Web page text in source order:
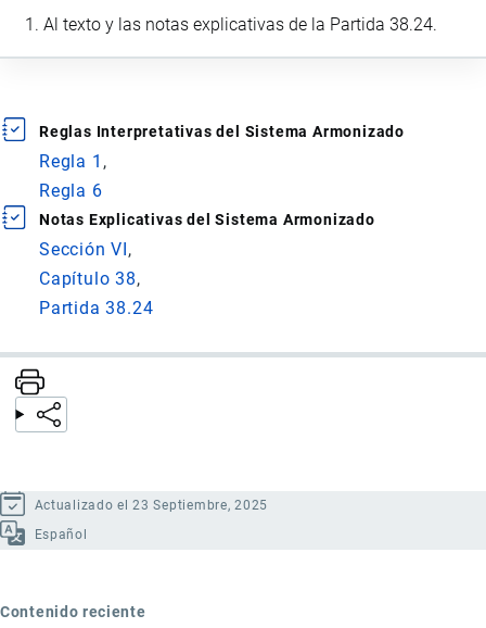
Al texto y las notas explicativas de la Partida 38.24.
Reglas Interpretativas del Sistema Armonizado
Regla 1
Regla 6
Notas Explicativas del Sistema Armonizado
Sección VI
Capítulo 38
Partida 38.24
Actualizado el 23 Septiembre, 2025
Español
Contenido reciente